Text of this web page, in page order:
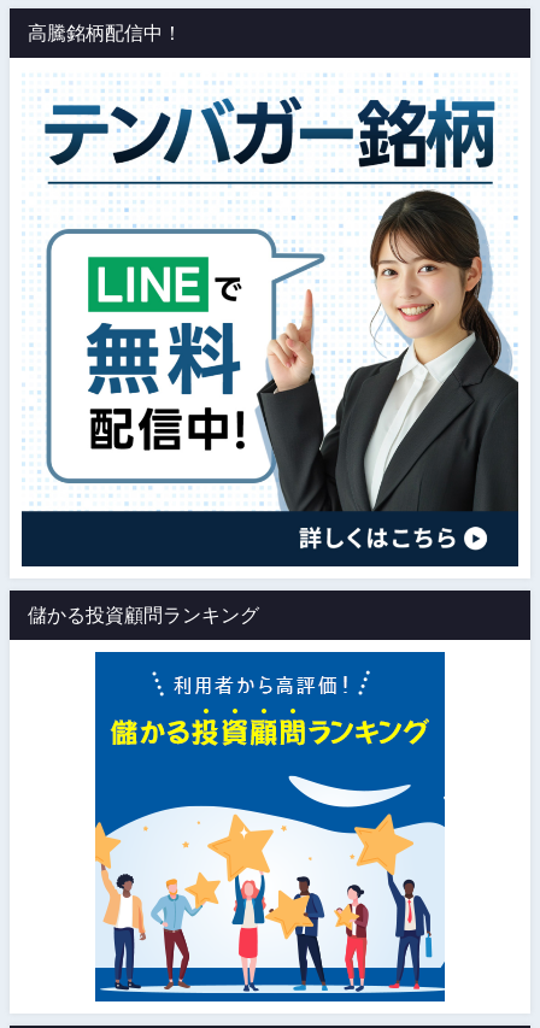
高騰銘柄配信中！
儲かる投資顧問ランキング